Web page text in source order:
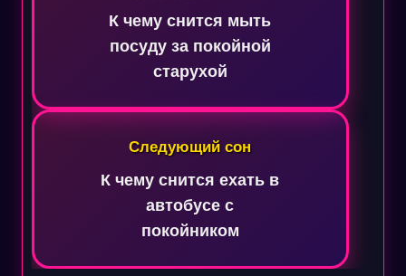
записямК чему снится мыть
посуду за покойной
старухой
Следующий сон
К чему снится ехать в
автобусе с
покойником